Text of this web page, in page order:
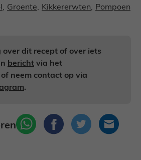
, Groente, Kikkererwten, Pompoen
over dit recept of over iets
bericht via het
neem contact op via
.